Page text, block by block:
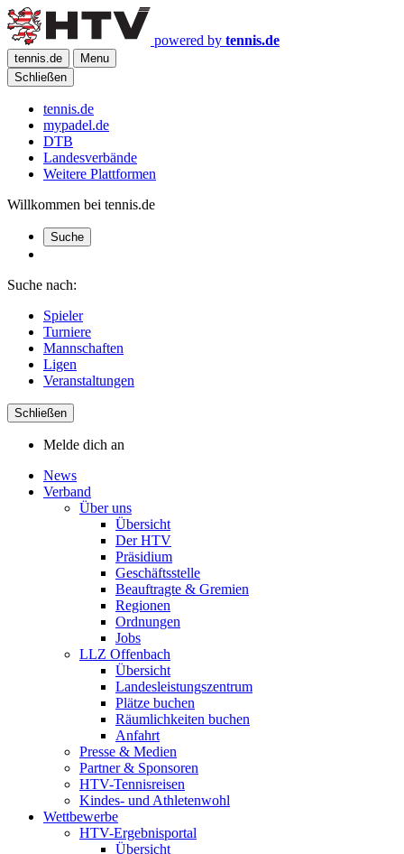
powered by tennis.de
tennis.de
Menu
Schließen
tennis.de
mypadel.de
DTB
Landesverbände
Weitere Plattformen
Willkommen bei tennis.de
Suche
Suche nach:
Spieler
Turniere
Mannschaften
Ligen
Veranstaltungen
Schließen
Melde dich an
News
Verband
Über uns
Übersicht
Der HTV
Präsidium
Geschäftsstelle
Beauftragte & Gremien
Regionen
Ordnungen
Jobs
LLZ Offenbach
Übersicht
Landesleistungszentrum
Plätze buchen
Räumlichkeiten buchen
Anfahrt
Presse & Medien
Partner & Sponsoren
HTV-Tennisreisen
Kindes- und Athletenwohl
Wettbewerbe
HTV-Ergebnisportal
Übersicht